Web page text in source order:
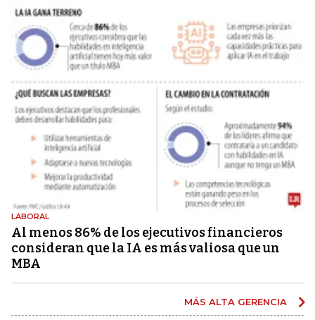
LABORAL
Al menos 86% de los ejecutivos financieros
consideran que la IA es más valiosa que un
MBA
MÁS ALTA GERENCIA